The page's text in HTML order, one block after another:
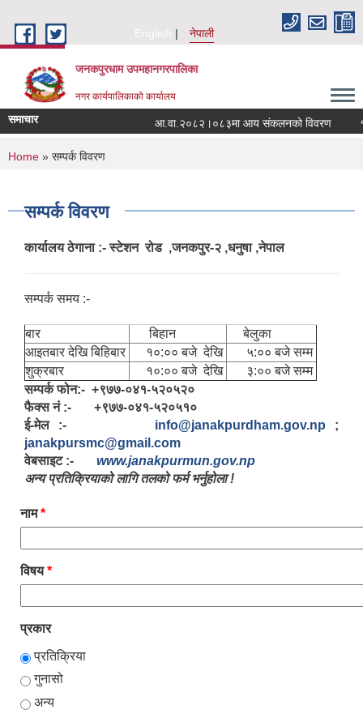
English
नेपाली
जनकपुरधाम उपमहानगरपालिका
नगर कार्यपालिकाको कार्यालय
समाचार आ.वा.२०८२।०८३मा आय संकलनको विवरण
You are here
Home » सम्पर्क विवरण
सम्पर्क विवरण
कार्यालय ठेगाना :- स्टेशन रोड ,जनकपुर-२ ,धनुषा ,नेपाल
सम्पर्क समय :-
बार बिहान
बेलुका
आइतबार देखि बिहिबार
१०:०० बजे देखि
५:०० बजे सम्म
शुक्रबार
१०:०० बजे देखि
३:०० बजे सम्म
सम्पर्क फोन:- +९७७-०४१-५२०५२०
फैक्स नं :- +९७७-०४१-५२०५१०
ई-मेल :- info@janakpurdham.gov.np ;
janakpursmc@gmail.com
वेबसाइट :- www.janakpurmun.gov.np
अन्य प्रतिक्रियाको लागि तलको फर्म भर्नुहोला !
नाम*
विषय*
प्रकार
प्रतिक्रिया
गुनासो
अन्य